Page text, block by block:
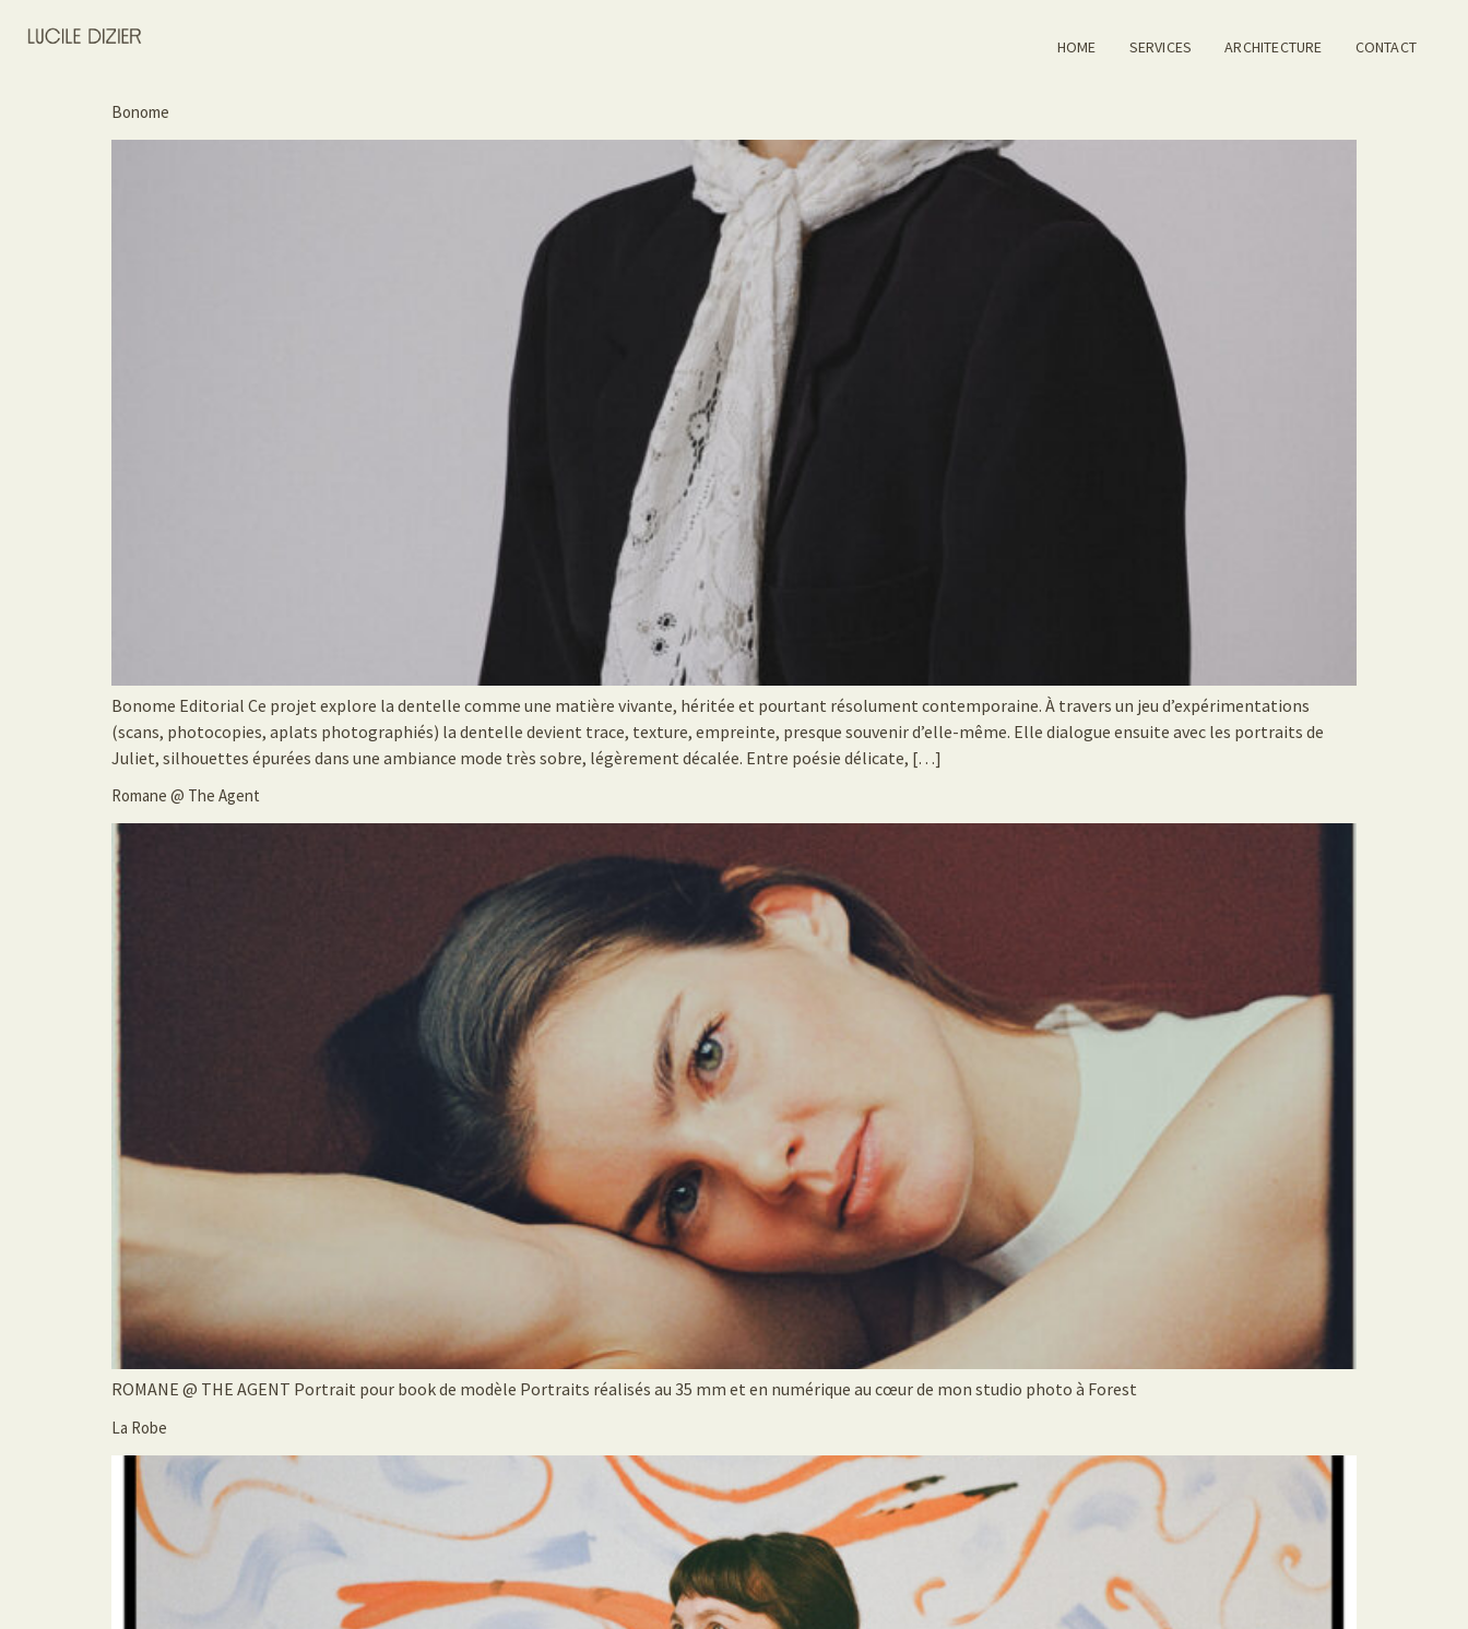
HOME SERVICES ARCHITECTURE CONTACT
Bonome
Bonome Editorial Ce projet explore la dentelle comme une matière vivante, héritée et pourtant résolument contemporaine. À travers un jeu d’expérimentations
(scans, photocopies, aplats photographiés) la dentelle devient trace, texture, empreinte, presque souvenir d’elle-même. Elle dialogue ensuite avec les portraits de
Juliet, silhouettes épurées dans une ambiance mode très sobre, légèrement décalée. Entre poésie délicate, […]
Romane @ The Agent
ROMANE @ THE AGENT Portrait pour book de modèle Portraits réalisés au 35 mm et en numérique au cœur de mon studio photo à Forest
La Robe